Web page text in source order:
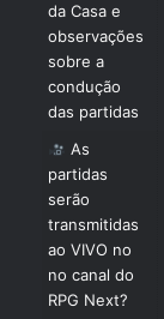
da Casa e
observações
sobre a
condução
das partidas
As
partidas
serão
transmitidas
ao VIVO no
no canal do
RPG Next?